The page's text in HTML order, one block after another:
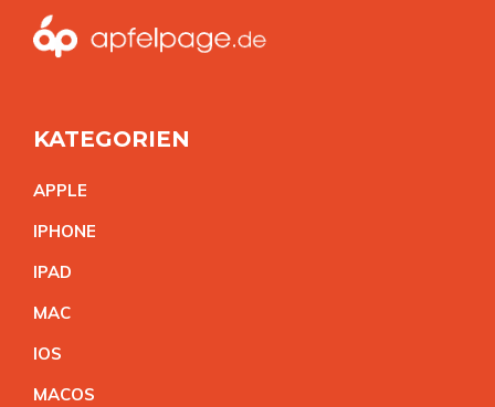
KATEGORIEN
APPLE
IPHONE
IPAD
MAC
IOS
MACOS